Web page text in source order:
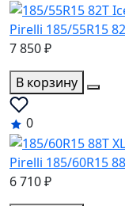
Pirelli 185/55R15
7 850 ₽
В корзину
0
Pirelli 185/60R15
6 710 ₽